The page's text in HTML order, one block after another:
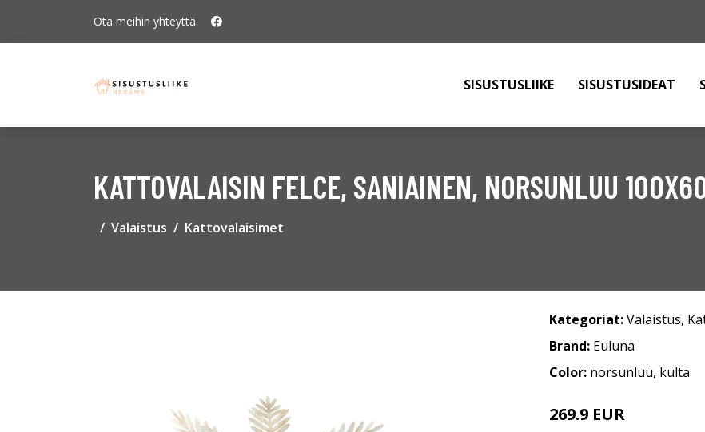
Ota meihin yhteyttä:
SISUSTUSLIIKE SISUSTUSIDEAT
KATTOVALAISIN FELCE, SANIAINEN, NORSUNLUU
Valaistus Kattovalaisimet
Kategoriat:Valaistus,
Brand: Euluna
Color: norsunluu, kulta
269.9 EUR